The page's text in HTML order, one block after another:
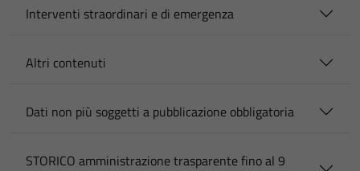
Interventi straordinari e di emergenza
Altri contenuti
Dati non più soggetti a pubblicazione obbligatoria
STORICO amministrazione trasparente fino al 9